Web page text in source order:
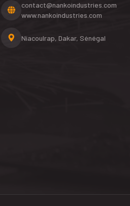
contact@nankoindustries.com
www.nankoindustries.com
Niacoulrap, Dakar, Sénégal